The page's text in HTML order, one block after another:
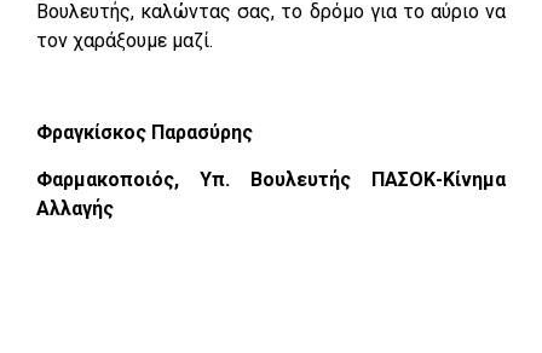
Βουλευτής, καλώντας σας, το δρόμο για το αύριο να
τον χαράξουμε μαζί.
Φραγκίσκος Παρασύρης
Φαρμακοποιός, Υπ. Βουλευτής ΠΑΣΟΚ-Κίνημα
Αλλαγής